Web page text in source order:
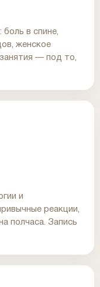
боль в спине,
женское
— под то,
и
реакции,
полчаса. Запись